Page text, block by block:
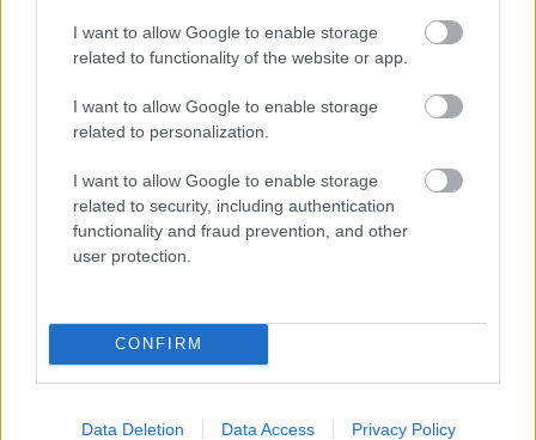
I want to allow Google to enable storage
related to functionality of the website or app.
I want to allow Google to enable storage
related to personalization.
I want to allow Google to enable storage
related to security, including authentication
functionality and fraud prevention, and other
user protection.
CONFIRM
Data Deletion Data Access Privacy Policy
Átigazolási rekord: Vitális Milán és az ETO is
megszólalt
Athénba.